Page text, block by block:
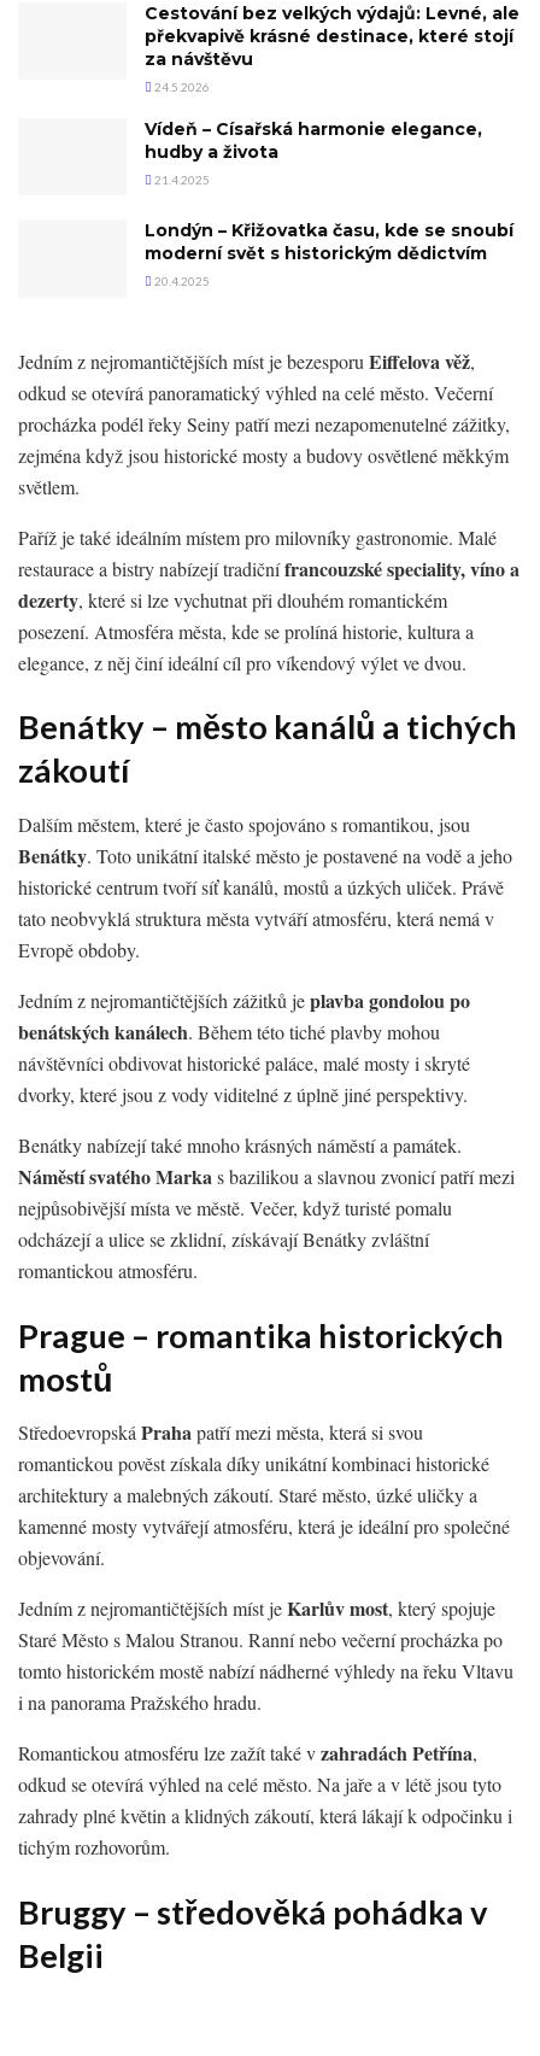
Cestování bez velkých výdajů: Levné, ale
překvapivě krásné destinace, které stojí
za návštěvu
24.5.2026
Vídeň – Císařská harmonie elegance,
hudby a života
21.4.2025
Londýn – Křižovatka času, kde se snoubí
moderní svět s historickým dědictvím
20.4.2025
Jedním z nejromantičtějších míst je bezesporu Eiffelova věž,
odkud se otevírá panoramatický výhled na celé město. Večerní
procházka podél řeky Seiny patří mezi nezapomenutelné zážitky,
zejména když jsou historické mosty a budovy osvětlené měkkým
světlem.
Paříž je také ideálním místem pro milovníky gastronomie. Malé
restaurace a bistry nabízejí tradičnífrancouzské speciality, víno a
dezerty, které si lze vychutnat při dlouhém romantickém
posezení. Atmosféra města, kde se prolíná historie, kultura a
elegance, z něj činí ideální cíl pro víkendový výlet ve dvou.
Benátky – město kanálů a tichých
zákoutí
Dalším městem, které je často spojováno s romantikou, jsou
Benátky. Toto unikátní italské město je postavené na vodě a jeho
historické centrum tvoří síť kanálů, mostů a úzkých uliček. Právě
tato neobvyklá struktura města vytváří atmosféru, která nemá v
Evropě obdoby.
Jedním z nejromantičtějších zážitků jeplavba gondolou po
benátských kanálech. Během této tiché plavby mohou
návštěvníci obdivovat historické paláce, malé mosty i skryté
dvorky, které jsou z vody viditelné z úplně jiné perspektivy.
Benátky nabízejí také mnoho krásných náměstí a památek.
Náměstí svatého Markas bazilikou a slavnou zvonicí patří mezi
nejpůsobivější místa ve městě. Večer, když turisté pomalu
odcházejí a ulice se zklidní, získávají Benátky zvláštní
romantickou atmosféru.
Prague – romantika historických
mostů
Středoevropská Prahapatří mezi města, která si svou
romantickou pověst získala díky unikátní kombinaci historické
architektury a malebných zákoutí. Staré město, úzké uličky a
kamenné mosty vytvářejí atmosféru, která je ideální pro společné
objevování.
Jedním z nejromantičtějších míst jeKarlův most, který spojuje
Staré Město s Malou Stranou. Ranní nebo večerní procházka po
tomto historickém mostě nabízí nádherné výhledy na řeku Vltavu
i na panorama Pražského hradu.
Romantickou atmosféru lze zažít také vzahradách Petřína,
odkud se otevírá výhled na celé město. Na jaře a v létě jsou tyto
zahrady plné květin a klidných zákoutí, která lákají k odpočinku i
tichým rozhovorům.
Bruggy – středověká pohádka v
Belgii